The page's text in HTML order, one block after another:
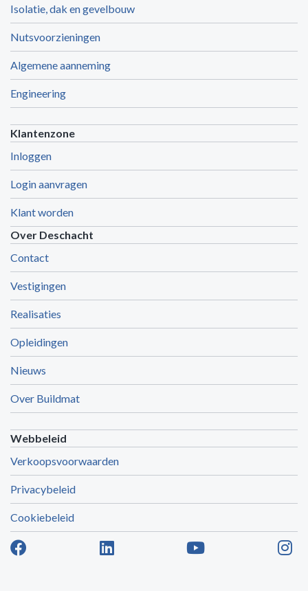
Isolatie, dak en gevelbouw
Nutsvoorzieningen
Algemene aanneming
Engineering
Klantenzone
Inloggen
Login aanvragen
Klant worden
Over Deschacht
Contact
Vestigingen
Realisaties
Opleidingen
Nieuws
Over Buildmat
Webbeleid
Verkoopsvoorwaarden
Privacybeleid
Cookiebeleid